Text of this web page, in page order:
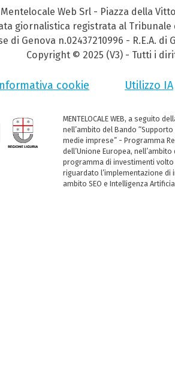
Mentelocale Web Srl - Piazza della
giornalistica registrata al Tribunale
Genova n.02437210996 - R.E.A. di
Copyright © 2025 (V3) - Tutti i
cookie Utilizzo IA
MENTELOCALE WEB, a seguito
nell’ambito del Bando
medie imprese” - Programma
dell’Unione Europea, nell’ambito
programma di investimenti volto
riguardato l’implementazione
ambito SEO e Intelligenza